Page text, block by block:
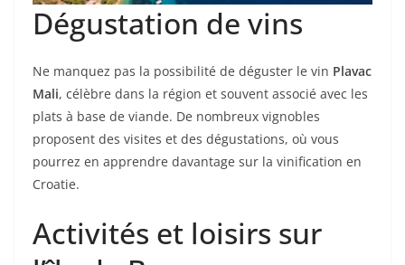
Dégustation de vins
Ne manquez pas la possibilité de déguster le vin Plavac
Mali, célèbre dans la région et souvent associé avec les
plats à base de viande. De nombreux vignobles
proposent des visites et des dégustations, où vous
pourrez en apprendre davantage sur la vinification en
Croatie.
Activités et loisirs sur